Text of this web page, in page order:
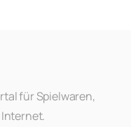
für Spielwaren,
Internet.